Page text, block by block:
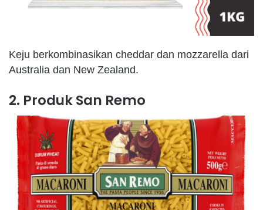
Keju berkombinasikan cheddar dan mozzarella dari
Australia dan New Zealand.
2. Produk San Remo